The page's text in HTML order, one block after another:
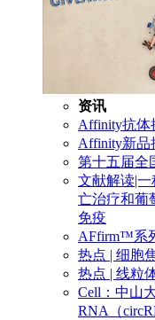
资讯
Affinity抗体
Affinity新品
第十五届全
文献解读|
亡治疗和葡
免疫
AFfirm™系
热点 | 细胞
热点 | 线粒
Cell：中山
RNA（